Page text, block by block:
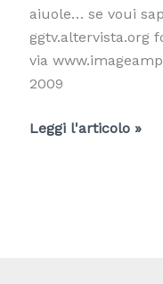
aiuole… se voui
ggtv.altervista.org
via
2009
Fashion
Leggi l'articolo »